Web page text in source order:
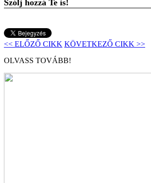
Szólj hozzá Te is!
<< ELŐZŐ CIKK KÖVETKEZŐ CIKK >>
OLVASS TOVÁBB!